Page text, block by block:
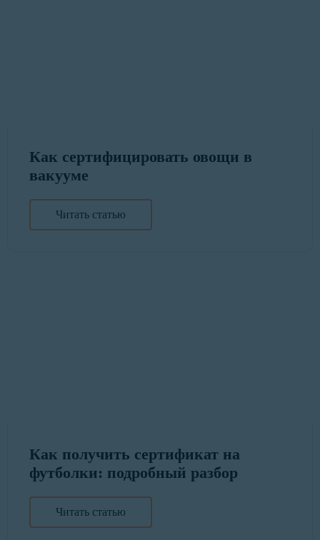
Как сертифицировать овощи в
вакууме
Читать статью
Как получить сертификат на
футболки: подробный разбор
Читать статью